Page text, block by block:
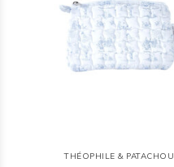
THÉOPHILE & PATACHOU